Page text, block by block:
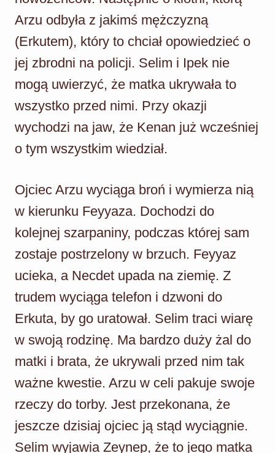
Arzu odbyła z jakimś mężczyzną
(Erkutem), który to chciał opowiedzieć o
jej zbrodni na policji. Selim i Ipek nie
mogą uwierzyć, że matka ukrywała to
wszystko przed nimi. Przy okazji
wychodzi na jaw, że Kenan już wcześniej
o tym wszystkim wiedział.
Ojciec Arzu wyciąga broń i wymierza nią
w kierunku Feyyaza. Dochodzi do
kolejnej szarpaniny, podczas której sam
zostaje postrzelony w brzuch. Feyyaz
ucieka, a Necdet upada na ziemię. Z
trudem wyciąga telefon i dzwoni do
Erkuta, by go uratował. Selim traci wiarę
w swoją rodzinę. Ma bardzo duży żal do
matki i brata, że ukrywali przed nim tak
ważne kwestie. Arzu w celi pakuje swoje
rzeczy do torby. Jest przekonana, że
jeszcze dzisiaj ojciec ją stąd wyciągnie.
Selim wyjawia Zeynep, że to jego matka